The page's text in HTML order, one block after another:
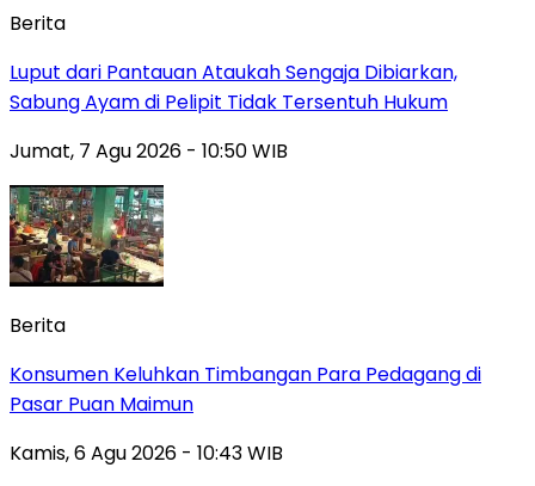
Berita
Luput dari Pantauan Ataukah Sengaja Dibiarkan,
Sabung Ayam di Pelipit Tidak Tersentuh Hukum
Jumat, 7 Agu 2026 - 10:50 WIB
Berita
Konsumen Keluhkan Timbangan Para Pedagang di
Pasar Puan Maimun
Kamis, 6 Agu 2026 - 10:43 WIB